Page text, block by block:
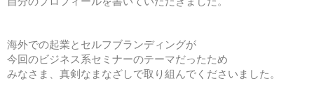
海外での起業とセルフブランディングが
今回のビジネス系セミナーのテーマだったため
みなさま、真剣なまなざしで取り組んでくださいました。